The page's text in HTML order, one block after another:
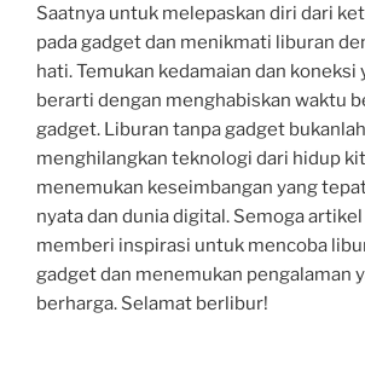
Saatnya untuk melepaskan diri dari
pada gadget dan menikmati liburan
hati. Temukan kedamaian dan koneksi
berarti dengan menghabiskan waktu
gadget. Liburan tanpa gadget
menghilangkan teknologi dari hidup
menemukan keseimbangan yang
nyata dan dunia digital. Semoga
memberi inspirasi untuk mencoba
gadget dan menemukan pengalaman
berharga. Selamat berlibur!